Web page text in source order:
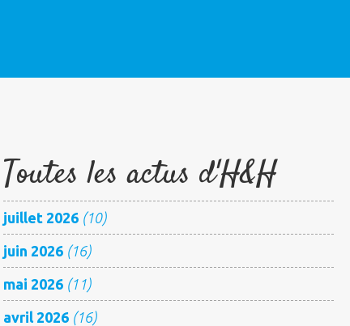
Toutes les actus d'H&H
juillet 2026 (10)
juin 2026 (16)
mai 2026 (11)
avril 2026 (16)